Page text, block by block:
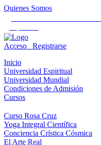
Quienes Somos
Acceso
Registrarse
Inicio
Universidad Espiritual
Universidad Mundial
Condiciones de Admisión
Cursos
Curso Rosa Cruz
Yoga Integral Científica
Conciencia Crística Cósmica
El Arte Real